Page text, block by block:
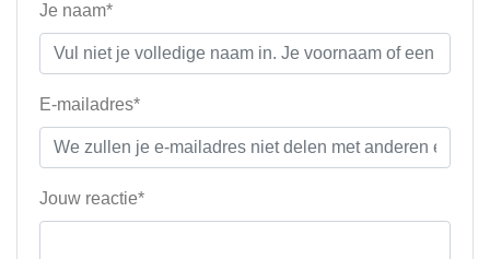
Je naam*
E-mailadres*
Jouw reactie*